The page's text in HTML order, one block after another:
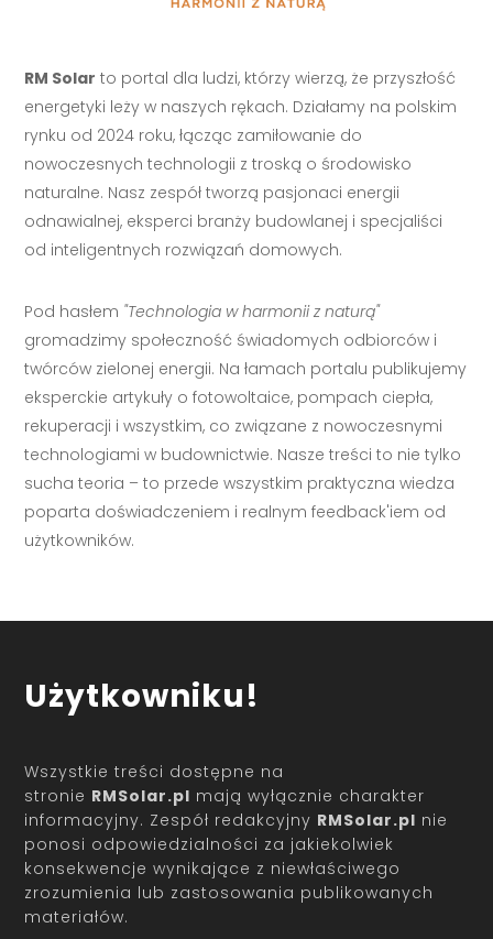
RM Solar to portal dla ludzi, którzy wierzą, że przyszłość
energetyki leży w naszych rękach. Działamy na polskim
rynku od 2024 roku, łącząc zamiłowanie do
nowoczesnych technologii z troską o środowisko
naturalne. Nasz zespół tworzą pasjonaci energii
odnawialnej, eksperci branży budowlanej i specjaliści
od inteligentnych rozwiązań domowych.
Pod hasłem "Technologia w harmonii z naturą"
gromadzimy społeczność świadomych odbiorców i
twórców zielonej energii. Na łamach portalu publikujemy
eksperckie artykuły o fotowoltaice, pompach ciepła,
rekuperacji i wszystkim, co związane z nowoczesnymi
technologiami w budownictwie. Nasze treści to nie tylko
sucha teoria – to przede wszystkim praktyczna wiedza
poparta doświadczeniem i realnym feedback'iem od
użytkowników.
Użytkowniku!
Wszystkie treści dostępne na
stronie RMSolar.pl mają wyłącznie charakter
informacyjny. Zespół redakcyjny RMSolar.pl nie
ponosi odpowiedzialności za jakiekolwiek
konsekwencje wynikające z niewłaściwego
zrozumienia lub zastosowania publikowanych
materiałów.